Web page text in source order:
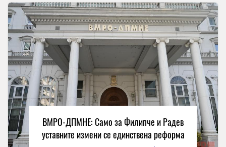
ВМРО-ДПМНЕ: Само за Филипче и Радев
уставните измени се единствена реформа